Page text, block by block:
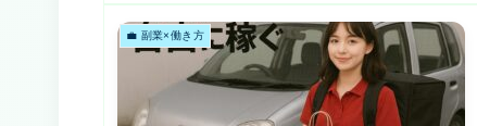
💼 副業×働き方